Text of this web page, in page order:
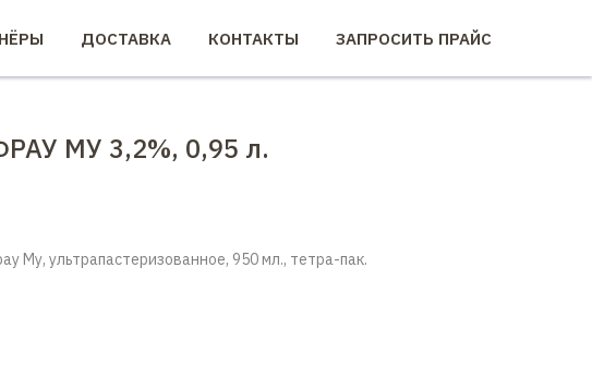
ДОСТАВКА КОНТАКТЫ ЗАПРОСИТЬ ПРАЙС
МУ 3,2%, 0,95 л.
Му, ультрапастеризованное, 950 мл., тетра-пак.